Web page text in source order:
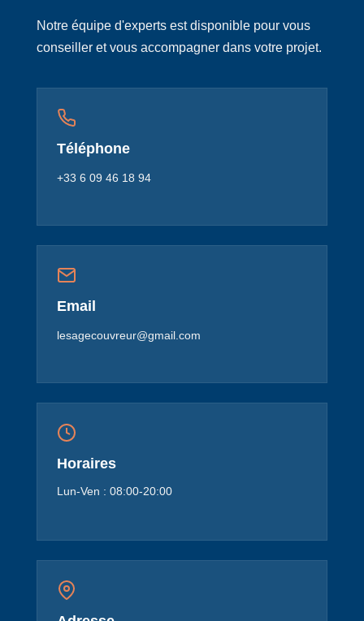
Notre équipe d'experts est disponible pour vous
conseiller et vous accompagner dans votre projet.
Téléphone
+33 6 09 46 18 94
Email
lesagecouvreur@gmail.com
Horaires
Lun-Ven : 08:00-20:00